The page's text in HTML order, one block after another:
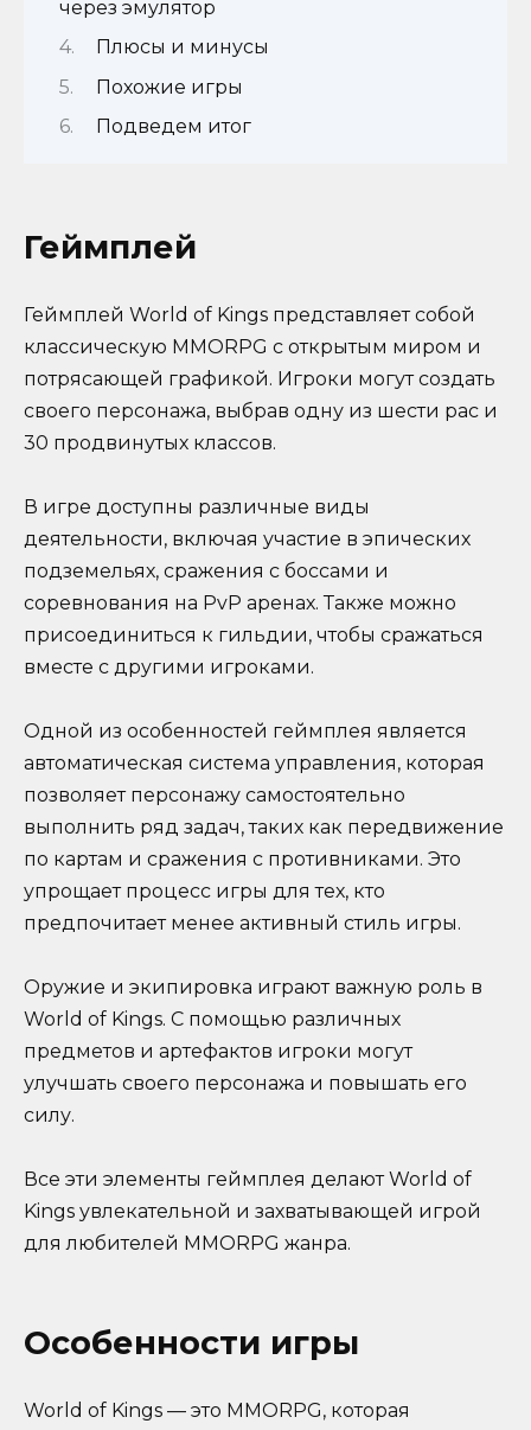
через эмулятор
Плюсы и минусы
Похожие игры
Подведем итог
Геймплей
Геймплей World of Kings представляет собой
классическую MMORPG с открытым миром и
потрясающей графикой. Игроки могут создать
своего персонажа, выбрав одну из шести рас и
30 продвинутых классов.
В игре доступны различные виды
деятельности, включая участие в эпических
подземельях, сражения с боссами и
соревнования на PvP аренах. Также можно
присоединиться к гильдии, чтобы сражаться
вместе с другими игроками.
Одной из особенностей геймплея является
автоматическая система управления, которая
позволяет персонажу самостоятельно
выполнить ряд задач, таких как передвижение
по картам и сражения с противниками. Это
упрощает процесс игры для тех, кто
предпочитает менее активный стиль игры.
Оружие и экипировка играют важную роль в
World of Kings. С помощью различных
предметов и артефактов игроки могут
улучшать своего персонажа и повышать его
силу.
Все эти элементы геймплея делают World of
Kings увлекательной и захватывающей игрой
для любителей MMORPG жанра.
Особенности игры
World of Kings — это MMORPG, которая